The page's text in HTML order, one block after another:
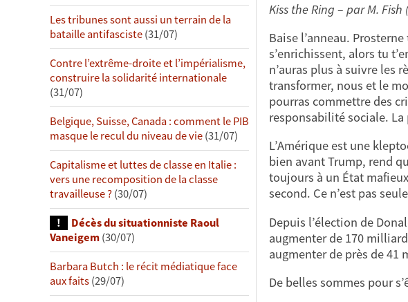
Les tribunes sont aussi un terrain de la
bataille antifasciste(31/07)
Contre l’extrême-droite et l’impérialisme,
construire la solidarité internationale
(31/07)
Belgique, Suisse, Canada : comment le PIB
masque le recul du niveau de vie(31/07)
Capitalisme et luttes de classe en Italie :
vers une recomposition de la classe
travailleuse ?(30/07)
Décès du situationniste Raoul
Vaneigem(30/07)
Barbara Butch : le récit médiatique face
aux faits(29/07)
Kiss the Ring – par M. Fish
Baise l’anneau.
s’enrichissent, alors tu
n’auras plus à suivre les
transformer, nous et le
pourras commettre des
responsabilité sociale.
L’Amérique est une
bien avant Trump, rend
toujours à un État
second. Ce n’est pas
Depuis l’élection de
augmenter de 170
augmenter de près de 41
De belles sommes pour